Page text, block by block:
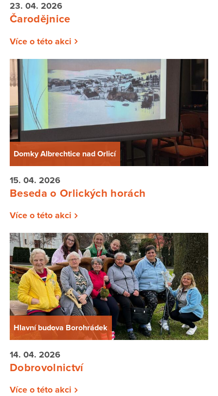
23. 04. 2026
Čarodějnice
Více o této akci
Domky Albrechtice nad Orlicí
15. 04. 2026
Beseda o Orlických horách
Více o této akci
Hlavní budova Borohrádek
14. 04. 2026
Dobrovolnictví
Více o této akci